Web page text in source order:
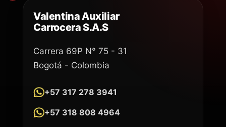
Valentina Auxiliar
Carrocera S.A.S
Carrera 69P N° 75 - 31
Bogotá - Colombia
+57 317 278 3941
+57 318 808 4964